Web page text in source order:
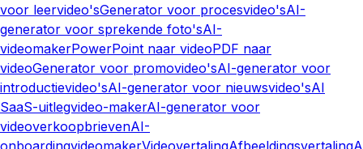
voor leervideo'sGenerator voor procesvideo'sAI-
generator voor sprekende foto'sAI-
videomakerPowerPoint naar videoPDF naar
videoGenerator voor promovideo'sAI-generator voor
introductievideo'sAI-generator voor nieuwsvideo'sAI
SaaS-uitlegvideo-makerAI-generator voor
videoverkoopbrievenAI-
onboardingvideomakerVideovertalingAfbeeldingsvertaling